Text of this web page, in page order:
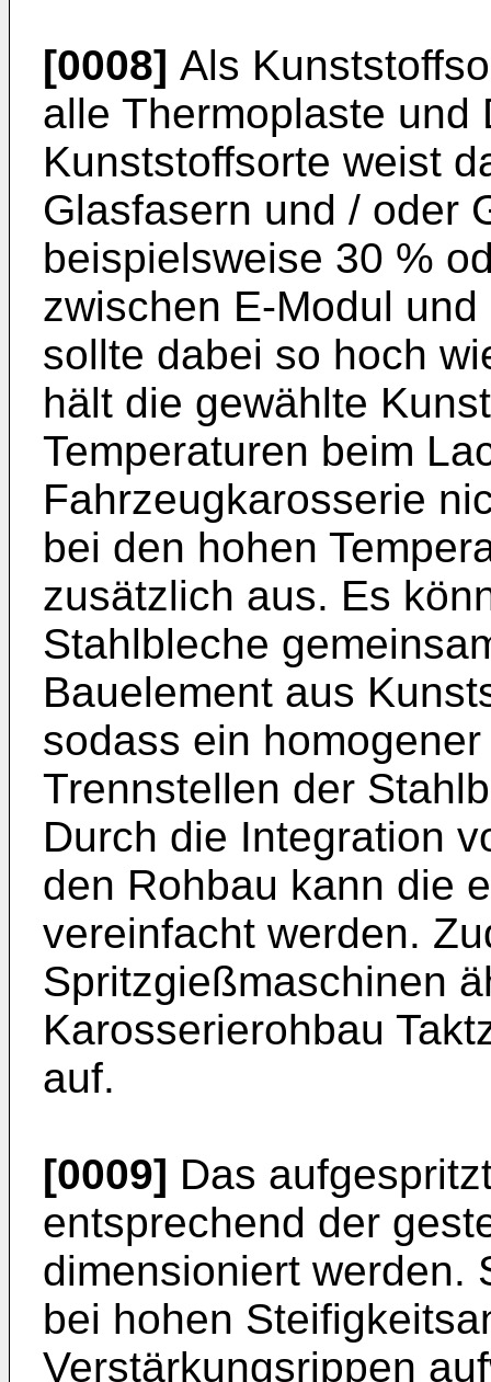
[0008] Als
alle Thermoplaste und
Kunststoffsorte weist
Glasfasern und / oder
beispielsweise 30 %
zwischen E-Modul
sollte dabei so hoch
hält die gewählte
Temperaturen beim
Fahrzeugkarosserie
bei den hohen
zusätzlich aus. Es
Stahlbleche
Bauelement aus
sodass ein
Trennstellen der
Durch die Integration
den Rohbau kann die
vereinfacht werden.
Spritzgießmaschinen
Karosserierohbau
auf.
[0009] Das
entsprechend der
dimensioniert werden.
bei hohen
Verstärkungsrippen